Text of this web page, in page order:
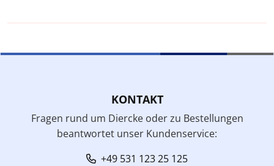
KONTAKT
Fragen rund um Diercke oder zu Bestellungen
beantwortet unser Kundenservice:
+49 531 123 25 125